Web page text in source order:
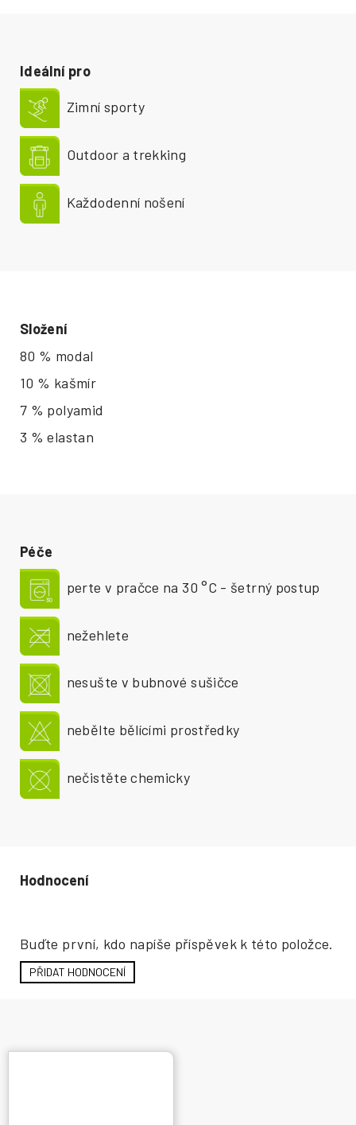
Buďte první, kdo napíše příspěvek k této položce.
PŘIDAT HODNOCENÍ
Péče
perte v pračce na 30 °C - šetrný postup
nežehlete
nesušte v bubnové sušičce
nebělte bělícími prostředky
nečistěte chemicky
Složení
80 % modal
10 % kašmír
7 % polyamid
3 % elastan
Ideální pro
Zimní sporty
Outdoor a trekking
Každodenní nošení